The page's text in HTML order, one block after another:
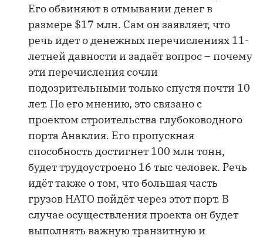
Его обвиняют в отмывании денег в
размере $17 млн. Сам он заявляет, что
речь идет о денежных перечислениях 11-
летней давности и задаёт вопрос – почему
эти перечисления сочли
подозрительными только спустя почти 10
лет. По его мнению, это связано с
проектом строительства глубоководного
порта Анаклия. Его пропускная
способность достигнет 100 млн тонн,
будет трудоустроено 16 тыс человек. Речь
идёт также о том, что большая часть
грузов НАТО пойдёт через этот порт. В
случае осуществления проекта он будет
выполнять важную транзитную и